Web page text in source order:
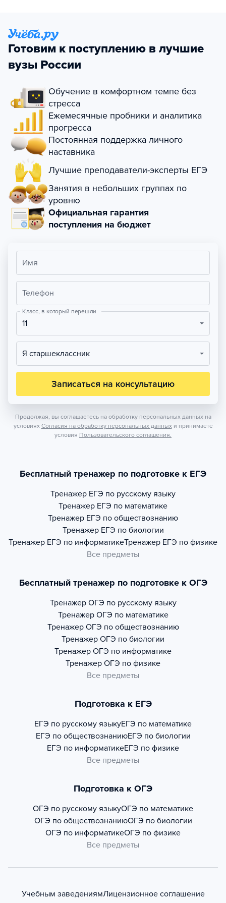
Готовим к поступлению в лучшие
вузы России
Обучение в комфортном темпе без
стресса
Ежемесячные пробники и аналитика
прогресса
Постоянная поддержка личного
наставника
Лучшие преподаватели-эксперты ЕГЭ
Занятия в небольших группах по
уровню
Официальная гарантия
поступления на бюджет
Имя
Телефон
Класс, в который перешли
11
Я старшеклассник
Записаться на консультацию
Продолжая, вы соглашаетесь на обработку персональных данных на
условиях Согласия на обработку персональных данных и принимаете
условия Пользовательского соглашения.
Бесплатный тренажер по подготовке к ЕГЭ
Тренажер ЕГЭ по русскому языку
Тренажер ЕГЭ по математике
Тренажер ЕГЭ по обществознанию
Тренажер ЕГЭ по биологии
Тренажер ЕГЭ по информатикеТренажер ЕГЭ по физике
Все предметы
Бесплатный тренажер по подготовке к ОГЭ
Тренажер ОГЭ по русскому языку
Тренажер ОГЭ по математике
Тренажер ОГЭ по обществознанию
Тренажер ОГЭ по биологии
Тренажер ОГЭ по информатике
Тренажер ОГЭ по физике
Все предметы
Подготовка к ЕГЭ
ЕГЭ по русскому языкуЕГЭ по математике
ЕГЭ по обществознаниюЕГЭ по биологии
ЕГЭ по информатикеЕГЭ по физике
Все предметы
Подготовка к ОГЭ
ОГЭ по русскому языкуОГЭ по математике
ОГЭ по обществознаниюОГЭ по биологии
ОГЭ по информатикеОГЭ по физике
Все предметы
Учебным заведениямЛицензионное соглашение